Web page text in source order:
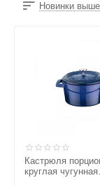
Новинки выше
Кастрюля
круглая чугунная